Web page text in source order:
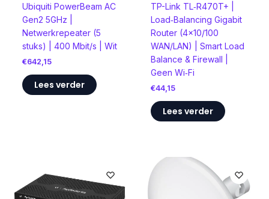
Ubiquiti PowerBeam AC
Gen2 5GHz |
Netwerkrepeater (5
stuks) | 400 Mbit/s | Wit
€642,15
Lees verder
TP-Link TL‑R470T+ |
Load‑Balancing Gigabit
Router (4×10/100
WAN/LAN) | Smart Load
Balance & Firewall |
Geen Wi‑Fi
€44,15
Lees verder